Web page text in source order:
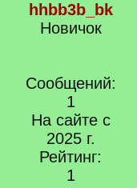
hhbb3b_bk
Новичок
Сообщений:
1
На сайте с
2025 г.
Рейтинг:
1